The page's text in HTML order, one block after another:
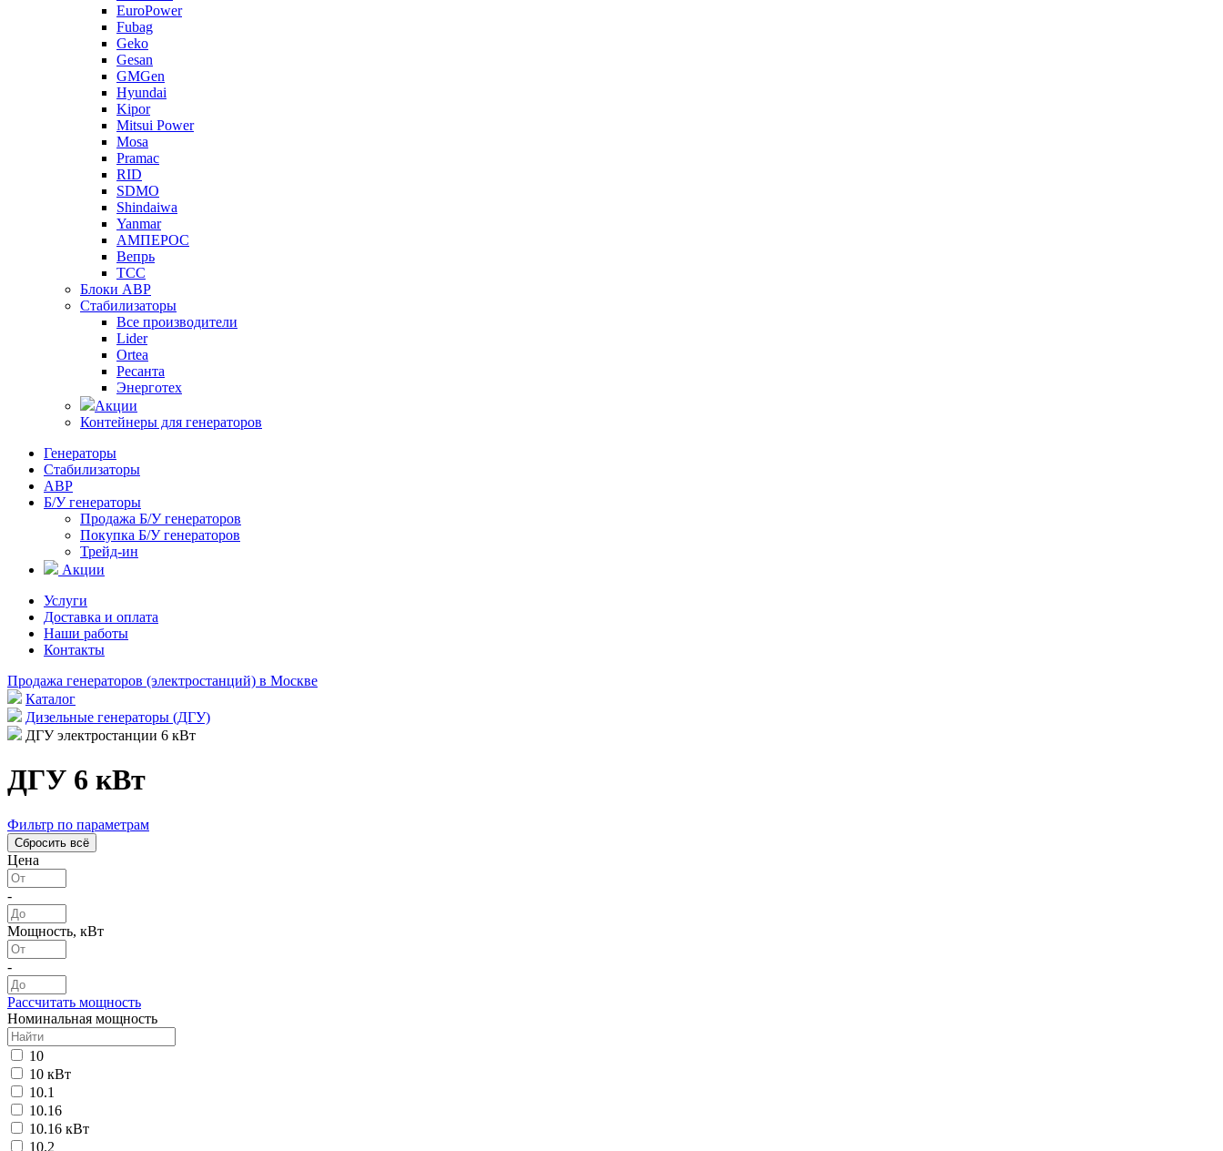
EuroPower
Fubag
Geko
Gesan
GMGen
Hyundai
Kipor
Mitsui Power
Mosa
Pramac
RID
SDMO
Shindaiwa
Yanmar
АМПЕРОС
Вепрь
ТСС
Блоки АВР
Стабилизаторы
Все производители
Lider
Ortea
Ресанта
Энерготех
Акции
Контейнеры для генераторов
Генераторы
Стабилизаторы
АВР
Б/У генераторы
Продажа Б/У генераторов
Покупка Б/У генераторов
Трейд-ин
Акции
Услуги
Доставка и оплата
Наши работы
Контакты
Продажа генераторов (электростанций) в Москве
Каталог
Дизельные генераторы (ДГУ)
ДГУ электростанции 6 кВт
ДГУ 6 кВт
Фильтр по параметрам
Цена
-
Мощность, кВт
-
Рассчитать мощность
Номинальная мощность
10
10 кВт
10.1
10.16
10.16 кВт
10.2